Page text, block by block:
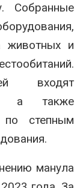
Собранные
животных и
входят
а также
по степным
манула